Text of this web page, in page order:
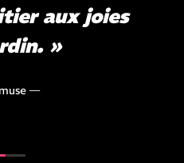
aux joies
»
—